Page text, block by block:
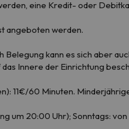
eine Kredit- oder
angeboten werden.
kann es sich aber
Innere der Einrichtung
11€/60 Minuten.
um 20:00 Uhr); Sonntags: